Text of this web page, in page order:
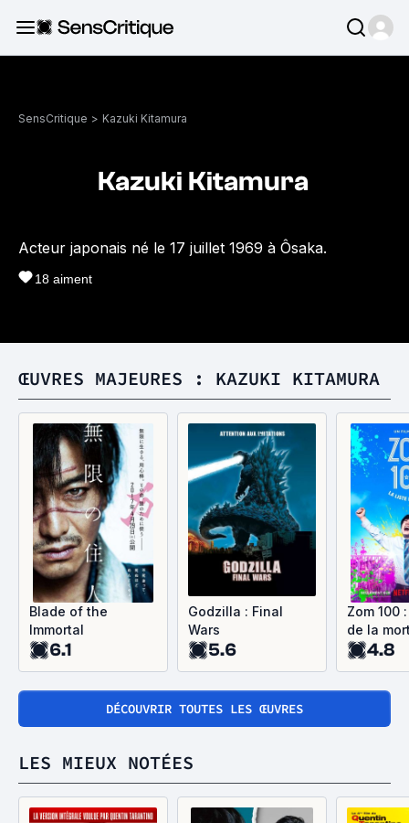
SensCritique > Kazuki Kitamura
Kazuki Kitamura
Acteur japonais né le 17 juillet 1969 à Ôsaka.
18 aiment
ŒUVRES MAJEURES : KAZUKI KITAMURA
Blade of the
Immortal
6.1
Godzilla : Final
Wars
5.6
Zom 100
de la
4.8
DÉCOUVRIR TOUTES LES ŒUVRES
LES MIEUX NOTÉES